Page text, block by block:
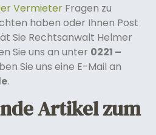
Vermieter Fragen zu
haben oder Ihnen Post
Sie Rechtsanwalt Helmer
Sie uns an unter 0221 –
Sie uns eine E-Mail an
.
Artikel zum